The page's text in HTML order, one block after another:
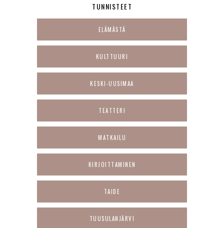
TUNNISTEET
ELÄMÄSTÄ
KULTTUURI
KESKI-UUSIMAA
TEATTERI
MATKAILU
KIRJOITTAMINEN
TAIDE
TUUSULANJÄRVI